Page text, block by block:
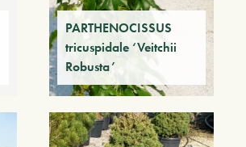
PARTHENOCISSUS
tricuspidale ‘Veitchii
Robusta’